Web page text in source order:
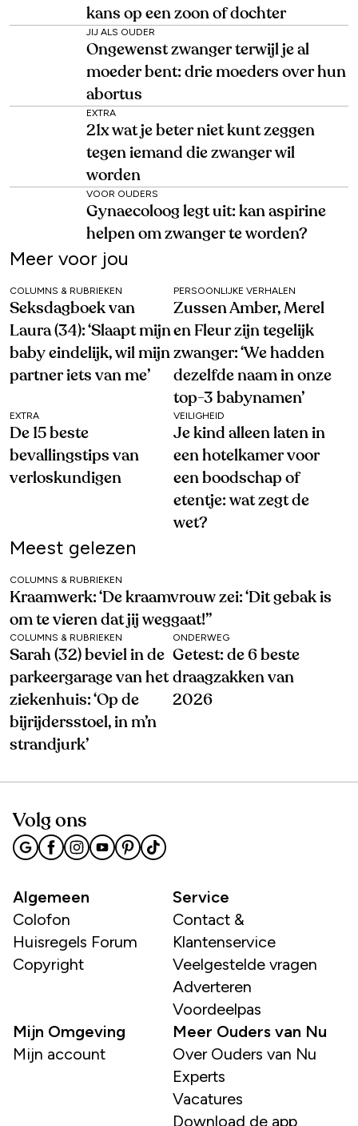
kans op een zoon of dochter
JIJ ALS OUDER
Ongewenst zwanger terwijl je al
moeder bent: drie moeders over hun
abortus
EXTRA
21x wat je beter niet kunt zeggen
tegen iemand die zwanger wil
worden
VOOR OUDERS
Gynaecoloog legt uit: kan aspirine
helpen om zwanger te worden?
Meer voor jou
COLUMNS & RUBRIEKEN
Seksdagboek van
Laura (34): ‘Slaapt mijn
baby eindelijk, wil mijn
partner iets van me’
PERSOONLIJKE VERHALEN
Zussen Amber, Merel
en Fleur zijn tegelijk
zwanger: ‘We hadden
dezelfde naam in onze
top-3 babynamen’
EXTRA
De 15 beste
bevallingstips van
verloskundigen
VEILIGHEID
Je kind alleen laten in
een hotelkamer voor
een boodschap of
etentje: wat zegt de
wet?
Meest gelezen
COLUMNS & RUBRIEKEN
Kraamwerk: ‘De kraamvrouw zei: ‘Dit gebak is
om te vieren dat jij weggaat!’’
COLUMNS & RUBRIEKEN
Sarah (32) beviel in de
parkeergarage van het
ziekenhuis: ‘Op de
bijrijdersstoel, in m’n
strandjurk’
ONDERWEG
Getest: de 6 beste
draagzakken van
2026
Volg ons
Algemeen
Colofon
Huisregels Forum
Copyright
Service
Contact &
Klantenservice
Veelgestelde vragen
Adverteren
Voordeelpas
Mijn Omgeving
Mijn account
Meer Ouders van Nu
Over Ouders van Nu
Experts
Vacatures
Download de app